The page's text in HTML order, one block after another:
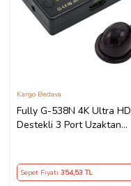
Fully G-538N 4K Ultra HD
Destekli 3 Port Uzaktan
Kargo Bedava
Sepet Fiyatı 354,53 TL